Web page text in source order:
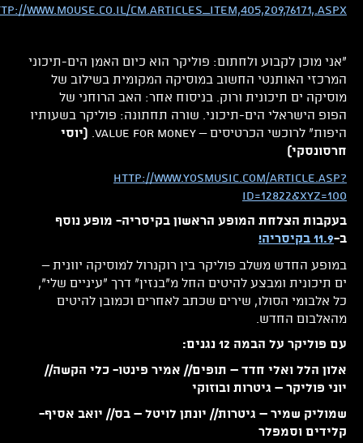
www.mouse.co.il/CM.articles_item,405,209,76171,.aspx
"אני מוכן לקבוע ולחתום: פוליקר הוא כיום האמן הים-תיכוני
המרכזי האותנטי החשוב במוסיקה המקומית בשילוב של
מוסיקה ים תיכונית ורוק. בניסוח אחר: האב הרוחני של
הפופ הישראלי הים-תיכוני. שורה תחתונה: פוליקר בשעותיו
היפות" לרוכשי הכרטיסים – Value For Money.
(יוסי
חרסונסקי)
http://www.yosmusic.com/article.asp?
id=12822&xyz=100
בעקבות הצלחת המופע הראשון בקיסריה- מופע נוסף
ב-11.9 בקיסריה!
במופע החדש משלב פוליקר בין רוקנרול למוסיקה יוונית –
ים תיכונית ומבצע להיטים החל מ"בנזין" דרך "עיניים שלי",
כל אלבומי הסולו, שירים שכתב לאחרים וכמובן להיטים
מהאלבום החדש.
עם פוליקר על הבמה 12 נגנים:
אלון הלל ואלי חדד – תופים// אמיר פינטו- כלי הקשה//
יוני פוליקר – גיטרות ובוזוקי
שמוליק שמיר – גיטרות// יונתן לויטל – בס// יואב אסיף-
קלידים וסמפלר